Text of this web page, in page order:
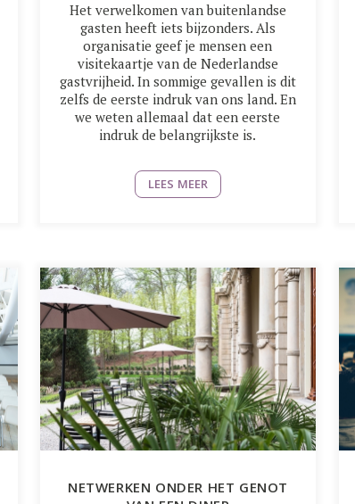
Het verwelkomen van buitenlandse
gasten heeft iets bijzonders. Als
organisatie geef je mensen een
visitekaartje van de Nederlandse
gastvrijheid. In sommige gevallen is dit
zelfs de eerste indruk van ons land. En
we weten allemaal dat een eerste
indruk de belangrijkste is.
LEES MEER
NETWERKEN ONDER HET GENOT